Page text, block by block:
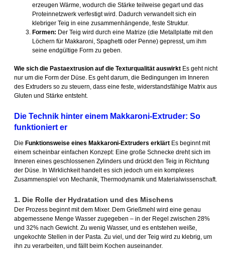
erzeugen Wärme, wodurch die Stärke teilweise gegart und das
Proteinnetzwerk verfestigt wird. Dadurch verwandelt sich ein
klebriger Teig in eine zusammenhängende, feste Struktur.
Formen: Der Teig wird durch eine Matrize (die Metallplatte mit den
Löchern für Makkaroni, Spaghetti oder Penne) gepresst, um ihm
seine endgültige Form zu geben.
Wie sich die Pastaextrusion auf die Texturqualität auswirktEs geht nicht
nur um die Form der Düse. Es geht darum, die Bedingungen im Inneren
des Extruders so zu steuern, dass eine feste, widerstandsfähige Matrix aus
Gluten und Stärke entsteht.
Die Technik hinter einem Makkaroni-Extruder: So
funktioniert er
Die Funktionsweise eines Makkaroni-Extruders erklärtEs beginnt mit
einem scheinbar einfachen Konzept: Eine große Schnecke dreht sich im
Inneren eines geschlossenen Zylinders und drückt den Teig in Richtung
der Düse. In Wirklichkeit handelt es sich jedoch um ein komplexes
Zusammenspiel von Mechanik, Thermodynamik und Materialwissenschaft.
1. Die Rolle der Hydratation und des Mischens
Der Prozess beginnt mit dem Mixer. Dem Grießmehl wird eine genau
abgemessene Menge Wasser zugegeben – in der Regel zwischen 28%
und 32% nach Gewicht. Zu wenig Wasser, und es entstehen weiße,
ungekochte Stellen in der Pasta. Zu viel, und der Teig wird zu klebrig, um
ihn zu verarbeiten, und fällt beim Kochen auseinander.